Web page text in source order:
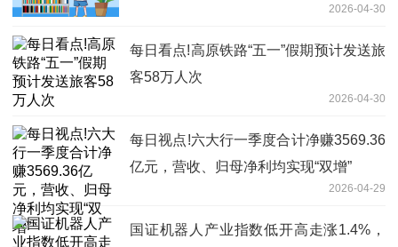
2026-04-30
每日看点!高原铁路“五一”假期预计发送旅
客58万人次
2026-04-30
每日视点!六大行一季度合计净赚3569.36
亿元，营收、归母净利均实现“双增”
2026-04-29
国证机器人产业指数低开高走涨1.4%，